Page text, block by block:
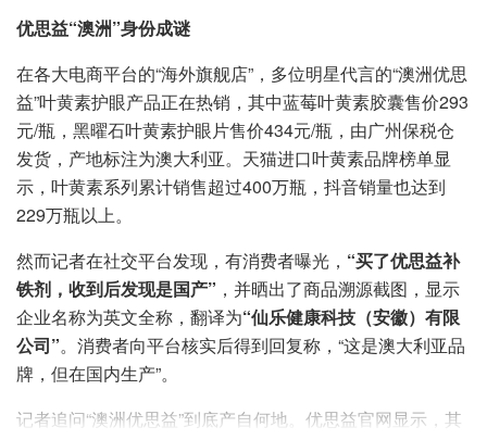
优思益“澳洲”身份成谜
在各大电商平台的“海外旗舰店”，多位明星代言的“澳洲优思
益”叶黄素护眼产品正在热销，其中蓝莓叶黄素胶囊售价293
元/瓶，黑曜石叶黄素护眼片售价434元/瓶，由广州保税仓
发货，产地标注为澳大利亚。天猫进口叶黄素品牌榜单显
示，叶黄素系列累计销售超过400万瓶，抖音销量也达到
229万瓶以上。
然而记者在社交平台发现，有消费者曝光， “买了优思益补
铁剂，收到后发现是国产” ，并晒出了商品溯源截图，显示
企业名称为英文全称，翻译为“仙乐健康科技（安徽）有限
公司”。消费者向平台核实后得到回复称，“这是澳大利亚品
牌，但在国内生产”。
记者追问“澳洲优思益”到底产自何地。优思益官网显示，其